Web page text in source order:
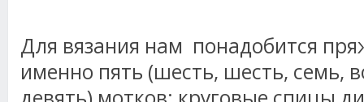
Для вязания нам понадобится
именно пять (шесть, шесть, семь,